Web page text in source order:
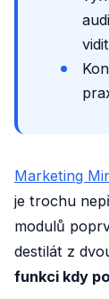
Marketing
je trochu
modulů
destilát z
funkci kdy